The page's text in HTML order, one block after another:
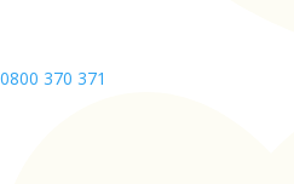
0800 370 371